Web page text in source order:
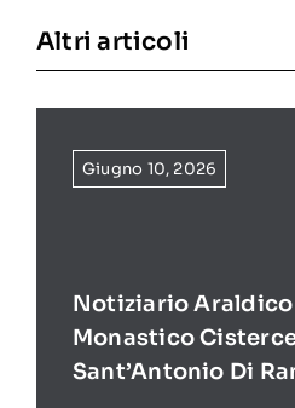
Altri articoli
Giugno 10, 2026
Notiziario Araldico
Monastico
Sant’Antonio Di